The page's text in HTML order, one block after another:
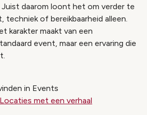
daarom loont het om verder te
techniek of bereikbaarheid alleen.
karakter maakt van een
event, maar een ervaring die
in Events
Locaties met een verhaal